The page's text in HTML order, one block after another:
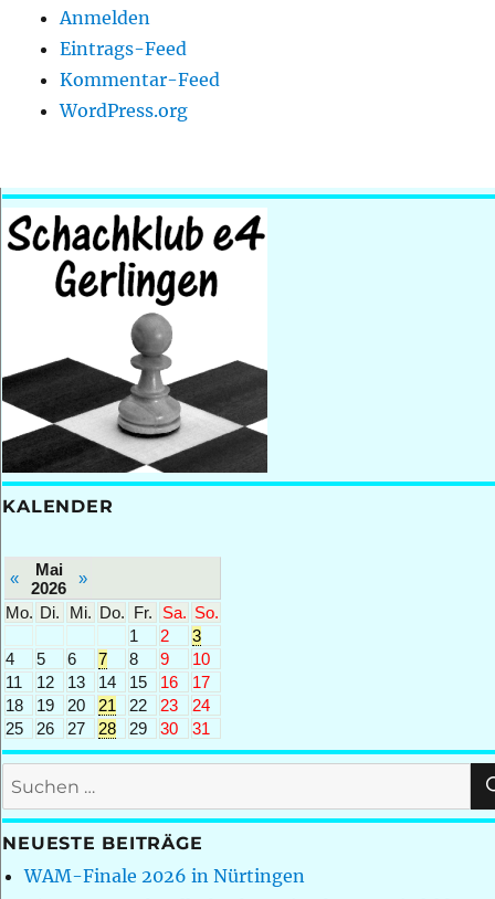
Anmelden
Eintrags-Feed
Kommentar-Feed
WordPress.org
KALENDER
«
Mai
2026
»
Mo. Di. Mi. Do. Fr. Sa. So.
1
2
3
4
5 6 7 8 9
10
11
12 13 14 15 16
17
18
19 20 21 22 23
24
25
26 27 28 29 30 31
Suchen
nach:
NEUESTE BEITRÄGE
WAM-Finale 2026 in Nürtingen